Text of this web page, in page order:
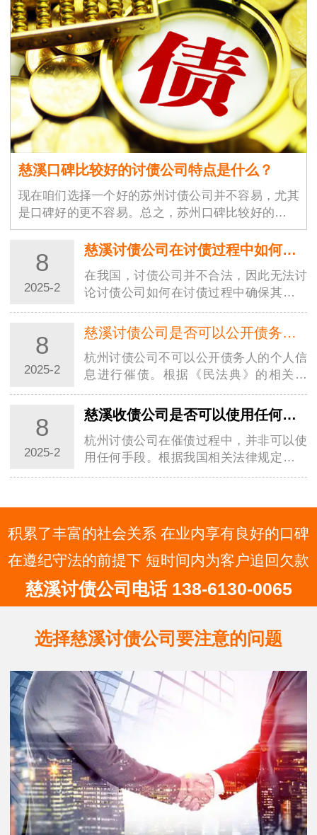
慈溪口碑比较好的讨债公司特点是什么？
现在咱们选择一个好的苏州讨债公司并不容易，尤其
是口碑好的更不容易。总之，苏州口碑比较好的讨债
公司具有高素质的专业团队、保障债权人权益、高效
率、良好的沟通能力、严谨的工作态度、灵活性、良
好…8
2025-2
慈溪讨债公司在讨债过程中如何确保其行为在法律框架内？
在我国，讨债公司并不合法，因此无法讨
论讨债公司如何在讨债过程中确保其行为
在法律框架内。对于债权人来说，合法追
讨债务的方式主要是通过协商、调解、仲
裁或诉讼等途径。以下是一些建议，帮助
债权人…
8
2025-2
慈溪讨债公司是否可以公开债务人的个人信息进行催债？
杭州讨债公司不可以公开债务人的个人信
息进行催债。根据《民法典》的相关规
定，自然人享有隐私权，任何组织或者个
人不得以泄露、公开等方式侵害他人的隐
私权。隐私是自然人的私人生活安宁和不
愿为他人…
8
2025-2
慈溪收债公司是否可以使用任何手段进行催债？
杭州讨债公司在催债过程中，并非可以使
用任何手段。根据我国相关法律规定，催
债行为必须严格遵守法律界限，否则将面
手段合法性的详细分析：一、非法催债手
段及法…
积累了丰富的社会关系 在业内享有良好的口碑
在遵纪守法的前提下 短时间内为客户追回欠款
慈溪讨债公司电话 138-6130-0065
选择慈溪讨债公司要注意的问题